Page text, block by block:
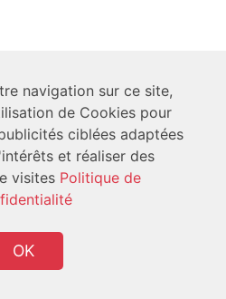
navigation sur ce site,
de Cookies pour
ciblées adaptées
et réaliser des
visites Politique de
OK